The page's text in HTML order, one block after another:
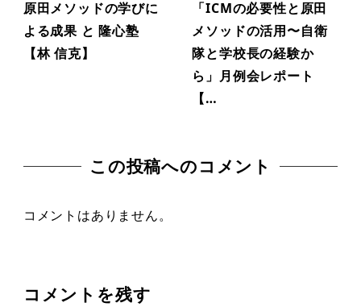
原田メソッドの学びに
よる成果 と 隆心塾
【林 信克】
「ICMの必要性と原田
メソッドの活用〜自衛
隊と学校長の経験か
ら」月例会レポート
【…
この投稿へのコメント
コメントはありません。
コメントを残す